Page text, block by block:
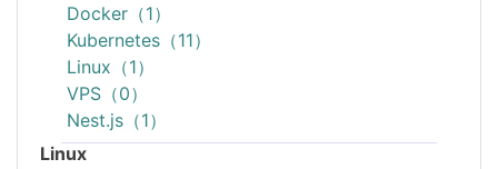
Docker（1）
Kubernetes（11）
Linux（1）
VPS（0）
Nest.js（1）
Linux